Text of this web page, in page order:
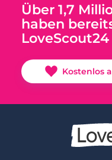
Über 1,7
haben
Kostenlos